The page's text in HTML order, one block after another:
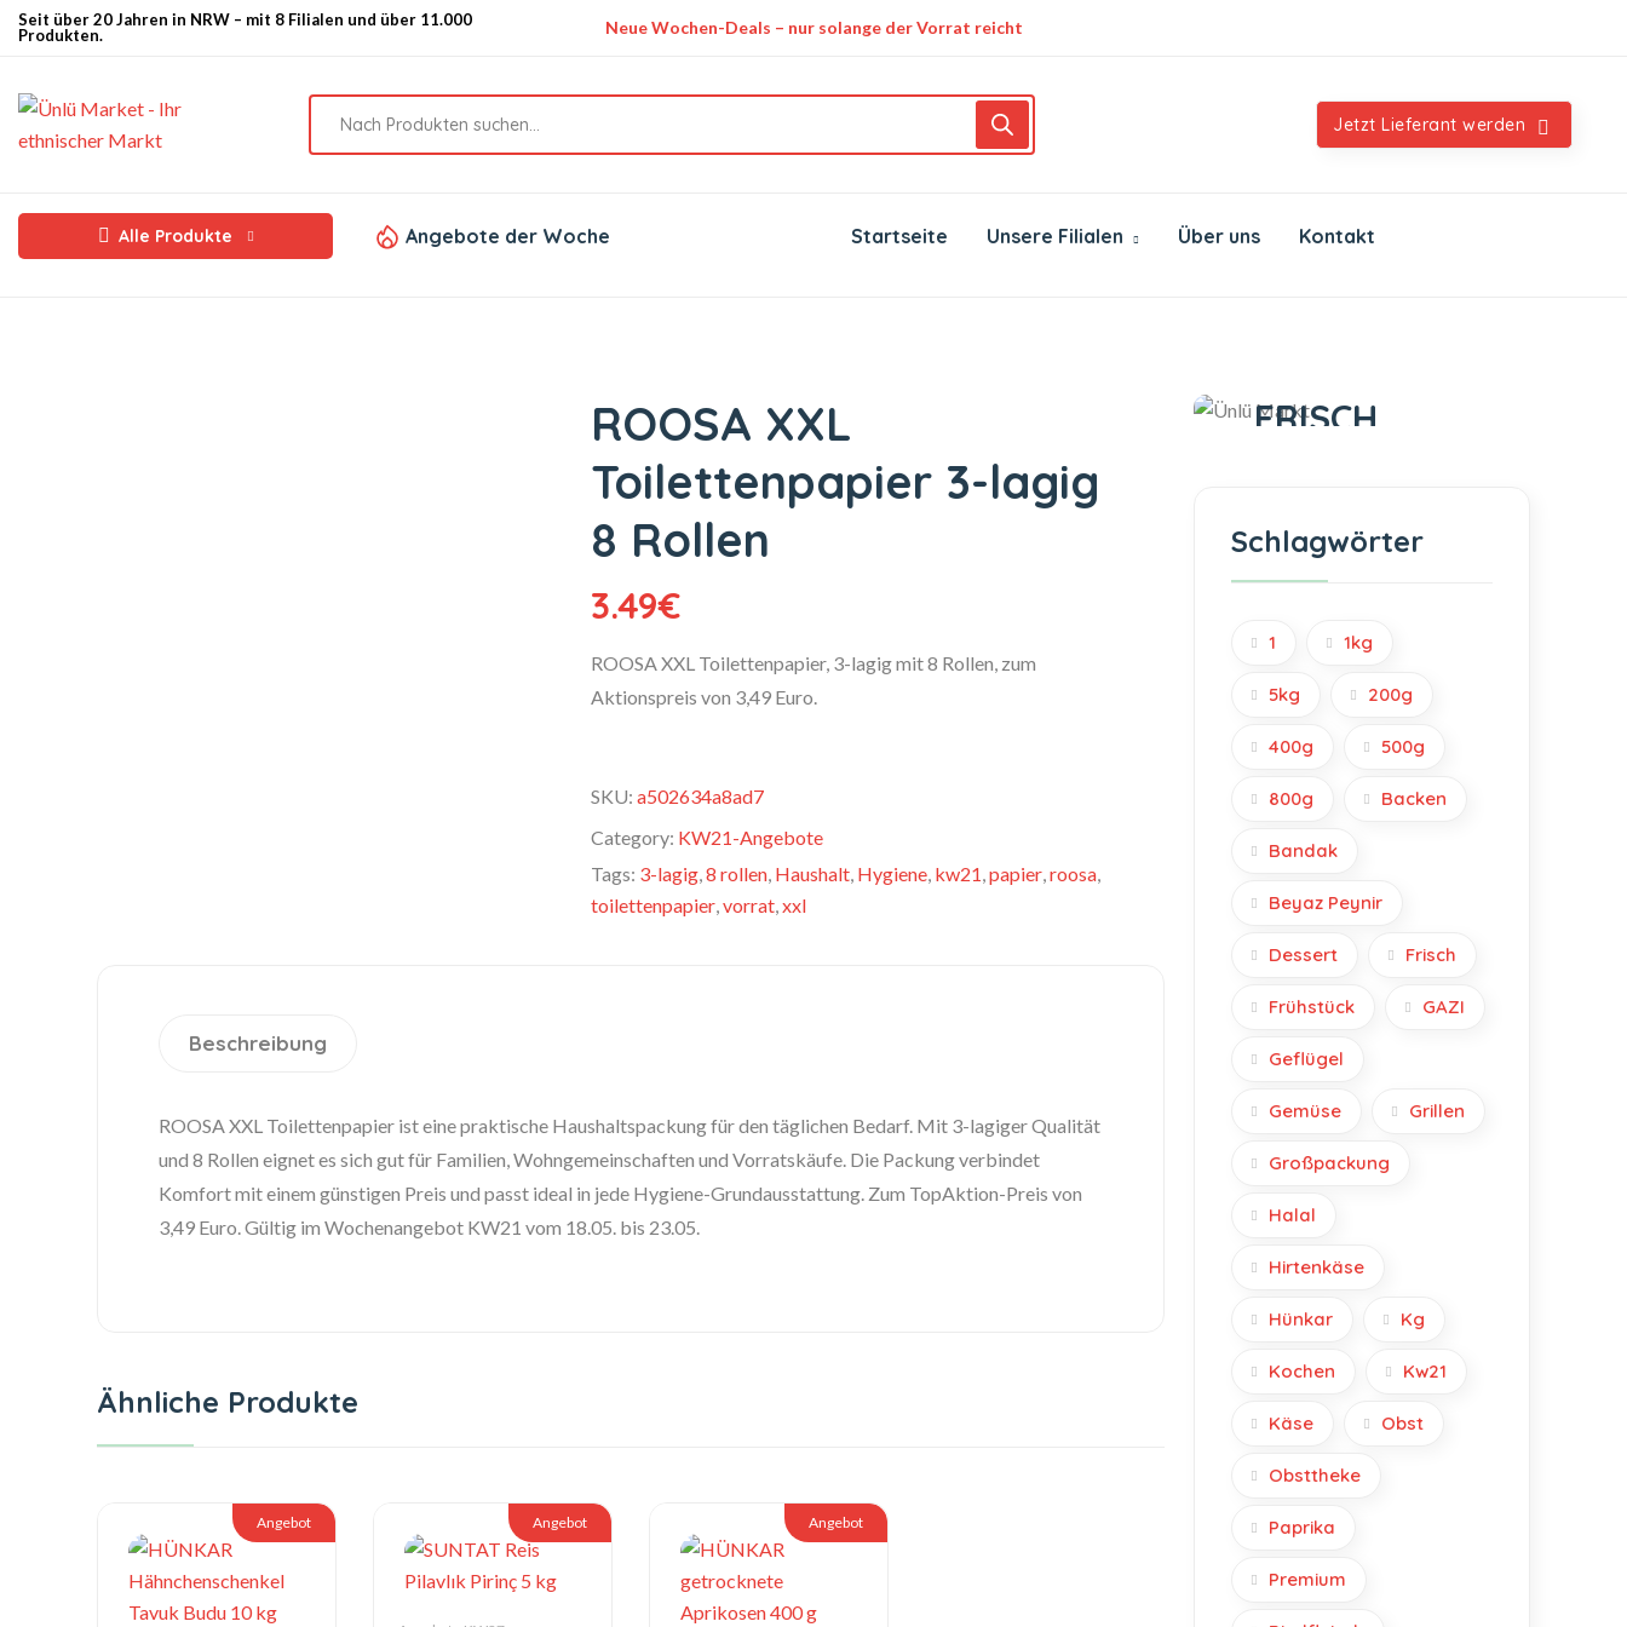
Seit über 20 Jahren in NRW – mit 8 Filialen und über 11.000
Produkten.
Neue Wochen-Deals – nur solange der Vorrat reicht
Jetzt Lieferant werden
Alle Produkte Angebote der Woche Startseite Unsere Filialen Über uns Kontakt
ROOSA XXL
Toilettenpapier 3-lagig
8 Rollen
3.49€
ROOSA XXL Toilettenpapier, 3-lagig mit 8 Rollen, zum
Aktionspreis von 3,49 Euro.
SKU: a502634a8ad7
Category: KW21-Angebote
Tags: 3-lagig,8 rollen, Haushalt, Hygiene, kw21,papier,roosa,
toilettenpapier,vorrat,xxl
Beschreibung
ROOSA XXL Toilettenpapier ist eine praktische Haushaltspackung für den täglichen Bedarf. Mit 3-lagiger Qualität
und 8 Rollen eignet es sich gut für Familien, Wohngemeinschaften und Vorratskäufe. Die Packung verbindet
Komfort mit einem günstigen Preis und passt ideal in jede Hygiene-Grundausstattung. Zum TopAktion-Preis von
3,49 Euro. Gültig im Wochenangebot KW21 vom 18.05. bis 23.05.
Ähnliche Produkte
Angebot Angebot Angebot
FRISCH
Schlagwörter
1 1kg
5kg 200g
400g 500g
800g Backen
Bandak
Beyaz Peynir
Dessert Frisch
Frühstück GAZI
Geflügel
Gemüse Grillen
Großpackung
Halal
Hirtenkäse
Hünkar Kg
Kochen Kw21
Käse Obst
Obsttheke
Paprika
Premium